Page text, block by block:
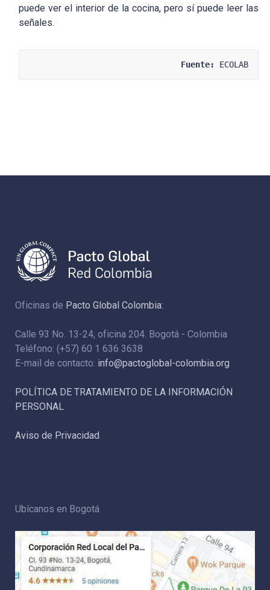
puede ver el interior de la cocina, pero sí puede leer las
señales.
Fuente: ECOLAB
Oficinas de Pacto Global Colombia:
Calle 93 No. 13-24, oficina 204. Bogotá - Colombia
Teléfono: (+57) 60 1 636 3638
E-mail de contacto: info@pactoglobal-colombia.org
POLÍTICA DE TRATAMIENTO DE LA INFORMACIÓN
PERSONAL
Aviso de Privacidad
Ubícanos en Bogotá